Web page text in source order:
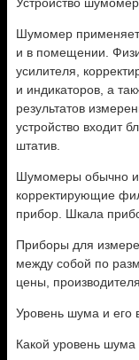
Шумомер
и в помещении.
усилителя,
и индикаторов, а
результатов
устройство входит
штатив.
Шумомеры обычно
корректирующие
прибор. Шкала
Приборы для
между собой по
цены,
Уровень шума и его
Какой уровень шума